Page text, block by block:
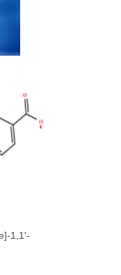
1,1'-